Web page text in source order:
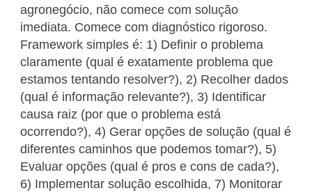
agronegócio, não comece com solução
imediata. Comece com diagnóstico rigoroso.
Framework simples é: 1) Definir o problema
claramente (qual é exatamente problema que
estamos tentando resolver?), 2) Recolher dados
(qual é informação relevante?), 3) Identificar
causa raiz (por que o problema está
ocorrendo?), 4) Gerar opções de solução (qual é
diferentes caminhos que podemos tomar?), 5)
Evaluar opções (qual é pros e cons de cada?),
6) Implementar solução escolhida, 7) Monitorar